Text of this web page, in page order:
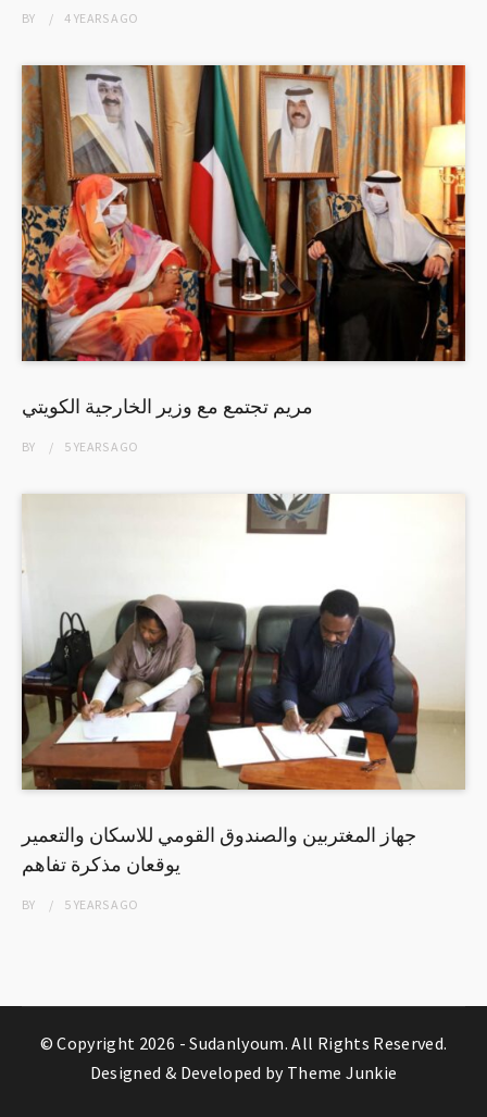
BY 4 YEARSAGO
مريم تجتمع مع وزير الخارجية الكويتي
BY 5 YEARSAGO
جهاز المغتربين والصندوق القومي للاسكان والتعمير
يوقعان مذكرة تفاهم
BY 5 YEARSAGO
© Copyright 2026 -Sudanlyoum. All Rights Reserved.
Designed & Developed by Theme Junkie